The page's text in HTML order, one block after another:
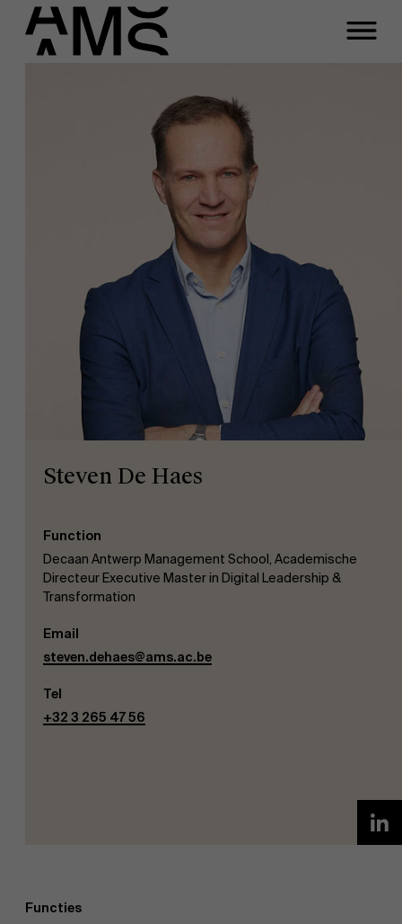
Full-time programma's
Programma's op maat
Steven De Haes
Function
Decaan Antwerp Management School, Academische
Directeur Executive Master in Digital Leadership &
Transformation
Email
steven.dehaes@ams.ac.be
Tel
+32 3 265 47 56
Functies